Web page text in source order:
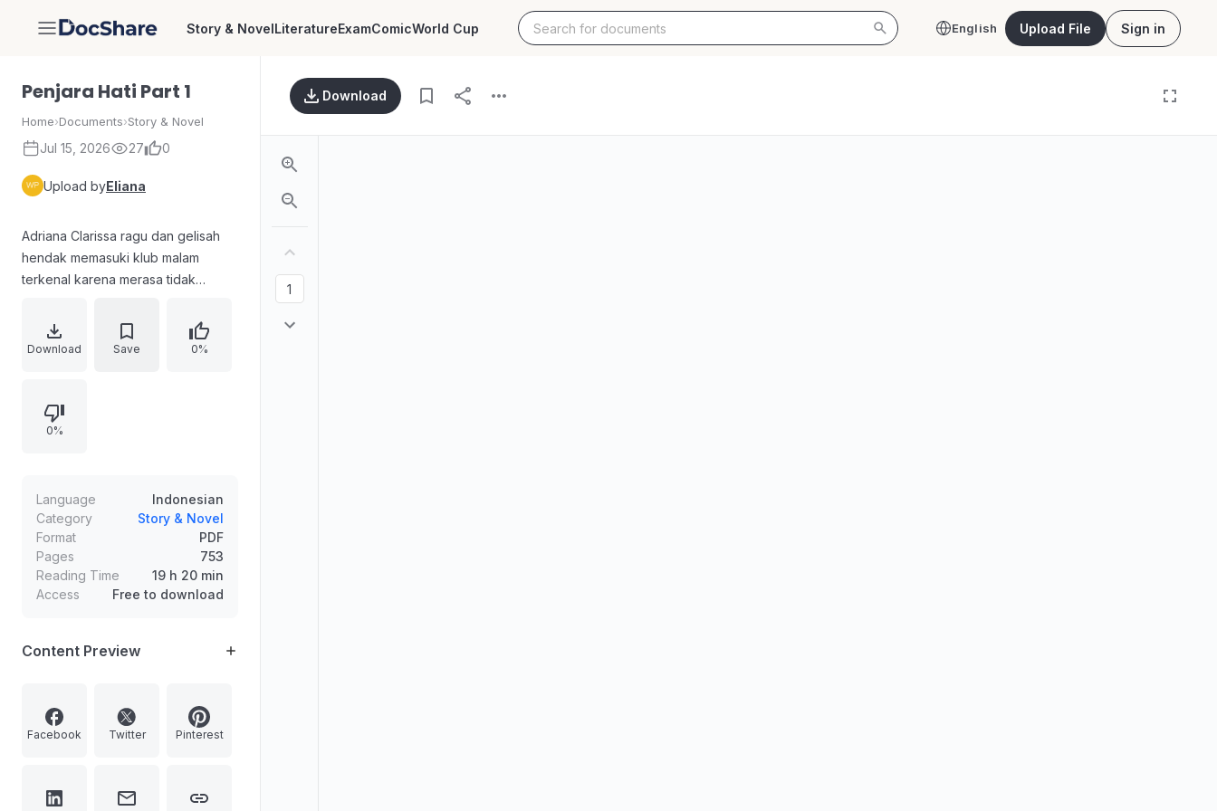
DocShare Story & NovelLiteratureExamComicWorld Cup English Upload File Sign in
Penjara Hati Part 1
Home›Documents›Story & Novel
Jul 15, 2026 27 0
Upload byEliana
Adriana Clarissa ragu dan gelisah
hendak memasuki klub malam
terkenal karena merasa tidak
dikenakannya dan perhatian pria
yang datang. Kakaknya, David,
David dapat menang dalam
permainan sambil menutupi bahwa
David tetap menariknya masuk, dan
Adriana merasakan firasat buruk
yang sulit dijelaskan.
Download Save 0%
0%
Language
Indonesian
Category
Story & Novel
Format
PDF
Pages
753
Reading Time
19 h 20 min
Access
Free to download
Content Preview
Facebook Twitter Pinterest
Download